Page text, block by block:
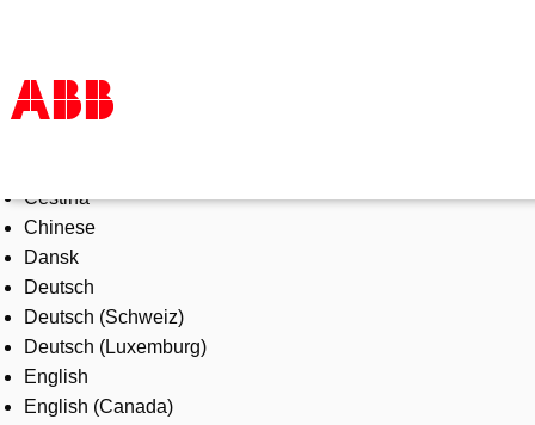
Products & Solutions
Industries
Services
About us
Where to buy
Contact us
Careers
Čeština
Chinese
Dansk
Deutsch
Deutsch (Schweiz)
Deutsch (Luxemburg)
English
English (Canada)